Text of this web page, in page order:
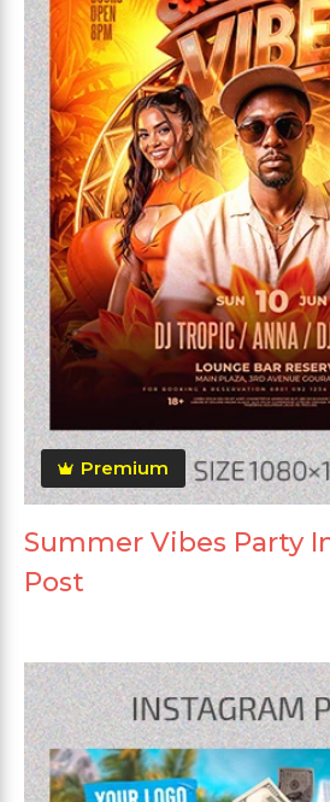
Premium
Summer Vibes Party
Post